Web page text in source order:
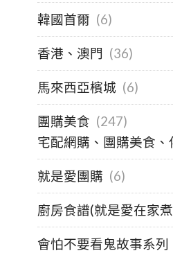
韓國首爾 (6)
香港、澳門 (36)
馬來西亞檳城 (6)
團購美食 (247)
宅配網購、團購美食、
就是愛團購 (6)
廚房食譜(就是愛在家
會怕不要看鬼故事系列